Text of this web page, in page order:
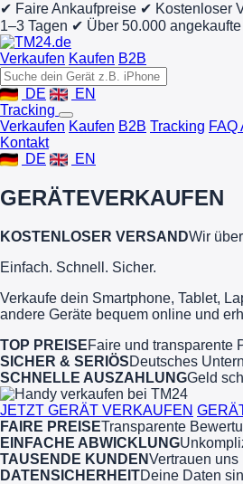
✔ Faire Ankaufpreise ✔ Kostenloser
1–3 Tagen ✔ Über 50.000
Verkaufen Kaufen B2B
DE
EN
Tracking
Verkaufen Kaufen B2B Tracking FAQ
Kontakt
DE
EN
GERÄTEVERKAUFEN
KOSTENLOSER VERSANDWir
Einfach. Schnell. Sicher.
Verkaufe dein Smartphone, Tablet,
andere Geräte bequem online und
TOP PREISEFaire und transparente
SICHER & SERIÖSDeutsches
SCHNELLE AUSZAHLUNGGeld
JETZT GERÄT VERKAUFEN
FAIRE PREISETransparente
EINFACHE ABWICKLUNG
TAUSENDE KUNDENVertrauen uns
DATENSICHERHEITDeine Daten